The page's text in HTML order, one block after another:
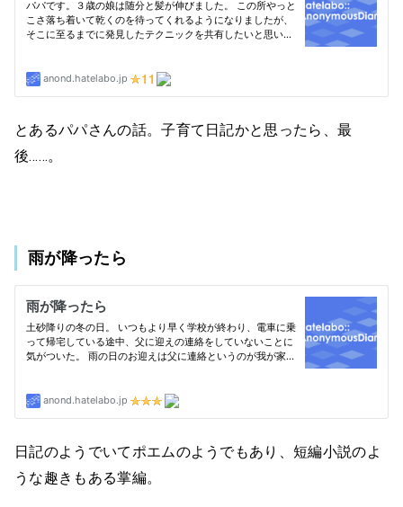
とあるパパさんの話。子育て日記かと思ったら、最
後……。
雨が降ったら
日記のようでいてポエムのようでもあり、短編小説のよ
うな趣きもある掌編。